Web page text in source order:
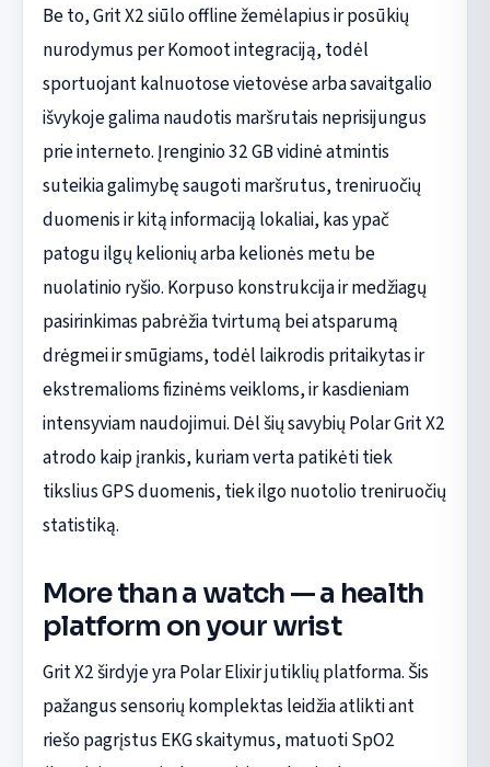
Be to, Grit X2 siūlo offline žemėlapius ir posūkių
nurodymus per Komoot integraciją, todėl
sportuojant kalnuotose vietovėse arba savaitgalio
išvykoje galima naudotis maršrutais neprisijungus
prie interneto. Įrenginio 32 GB vidinė atmintis
suteikia galimybę saugoti maršrutus, treniruočių
duomenis ir kitą informaciją lokaliai, kas ypač
patogu ilgų kelionių arba kelionės metu be
nuolatinio ryšio. Korpuso konstrukcija ir medžiagų
pasirinkimas pabrėžia tvirtumą bei atsparumą
drėgmei ir smūgiams, todėl laikrodis pritaikytas ir
ekstremalioms fizinėms veikloms, ir kasdieniam
intensyviam naudojimui. Dėl šių savybių Polar Grit X2
atrodo kaip įrankis, kuriam verta patikėti tiek
tikslius GPS duomenis, tiek ilgo nuotolio treniruočių
statistiką.
More than a watch — a health
platform on your wrist
Grit X2 širdyje yra Polar Elixir jutiklių platforma. Šis
pažangus sensorių komplektas leidžia atlikti ant
riešo pagrįstus EKG skaitymus, matuoti SpO2